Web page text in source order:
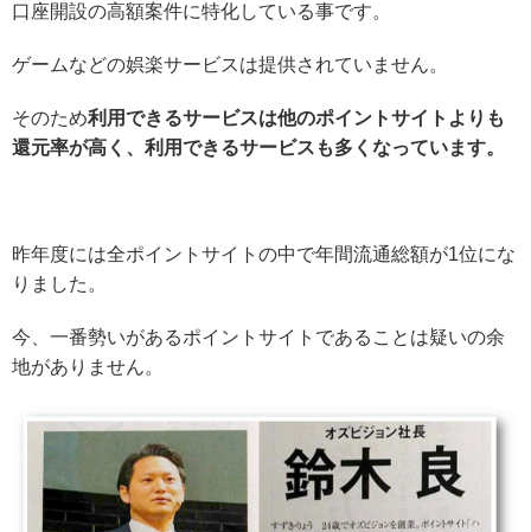
口座開設の高額案件に特化している事です。
ゲームなどの娯楽サービスは提供されていません。
そのため利用できるサービスは他のポイントサイトよりも
還元率が高く、利用できるサービスも多くなっています。
昨年度には全ポイントサイトの中で年間流通総額が1位にな
りました。
今、一番勢いがあるポイントサイトであることは疑いの余
地がありません。